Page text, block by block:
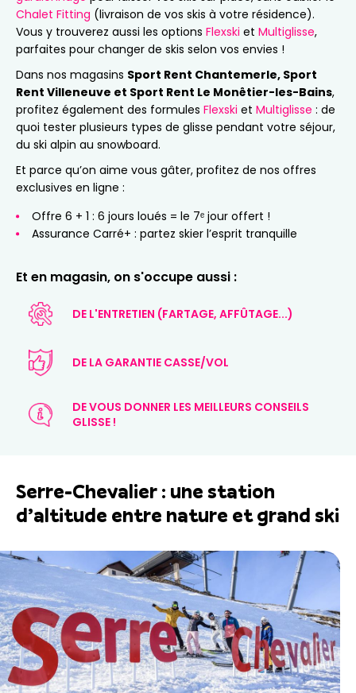
Chalet Fitting (livraison de vos skis à votre résidence).
Vous y trouverez aussi les options Flexski et Multiglisse,
parfaites pour changer de skis selon vos envies !
Dans nos magasins Sport Rent Chantemerle, Sport
Rent Villeneuve et Sport Rent Le Monêtier-les-Bains,
profitez également des formules Flexski et Multiglisse : de
quoi tester plusieurs types de glisse pendant votre séjour,
du ski alpin au snowboard.
Et parce qu’on aime vous gâter, profitez de nos offres
exclusives en ligne :
Offre 6 + 1 : 6 jours loués = le 7ᵉ jour offert !
Assurance Carré+ : partez skier l’esprit tranquille
Et en magasin, on s'occupe aussi :
DE L'ENTRETIEN (FARTAGE, AFFÛTAGE...)
DE LA GARANTIE CASSE/VOL
DE VOUS DONNER LES MEILLEURS CONSEILS
GLISSE !
Serre-Chevalier : une station
d’altitude entre nature et grand ski